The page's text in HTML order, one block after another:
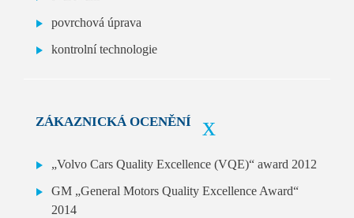
povrchová úprava
kontrolní technologie
ZÁKAZNICKÁ OCENĚNÍ
„Volvo Cars Quality Excellence (VQE)“ award 2012
GM „General Motors Quality Excellence Award“
2014